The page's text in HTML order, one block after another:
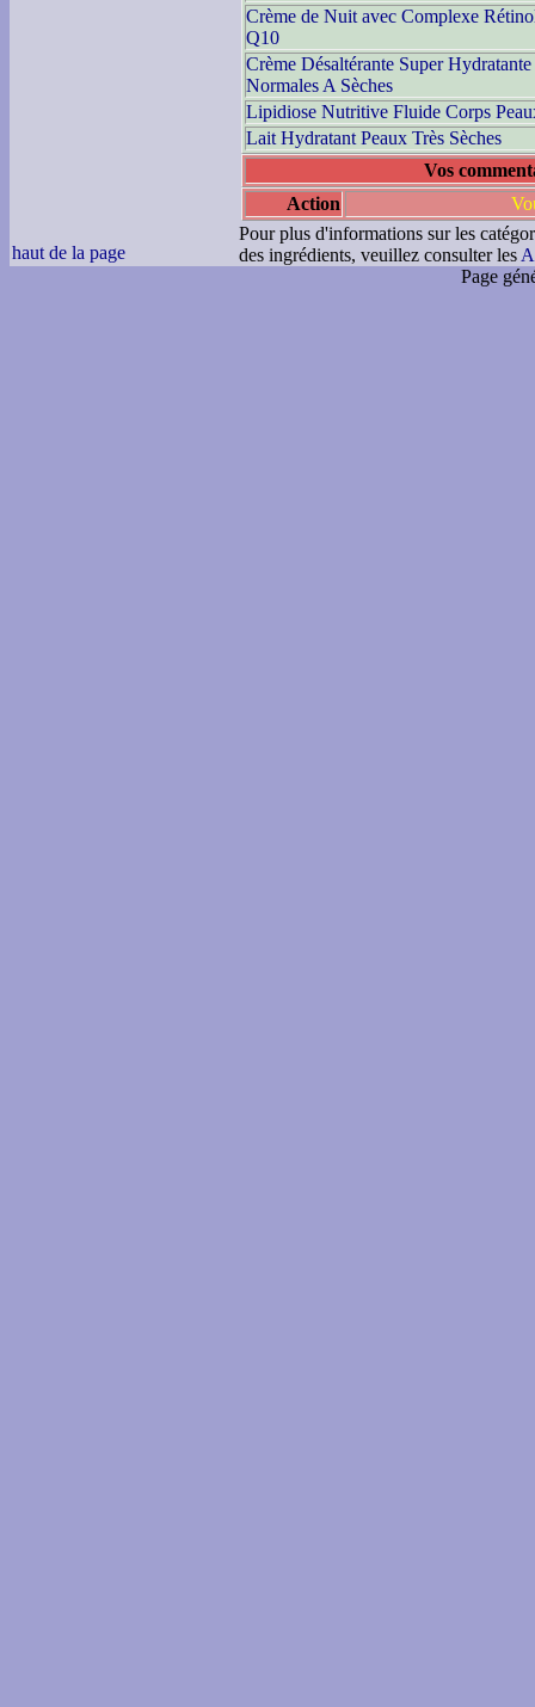
Crème de Nuit avec Complexe
Q10
Crème Désaltérante Super Hydratante
Normales A Sèches
Lipidiose Nutritive Fluide Corps
Lait Hydratant Peaux Très Sèches
Vos
Action
haut de la page
Pour plus d'informations sur les
des ingrédients, veuillez consulter les
Page